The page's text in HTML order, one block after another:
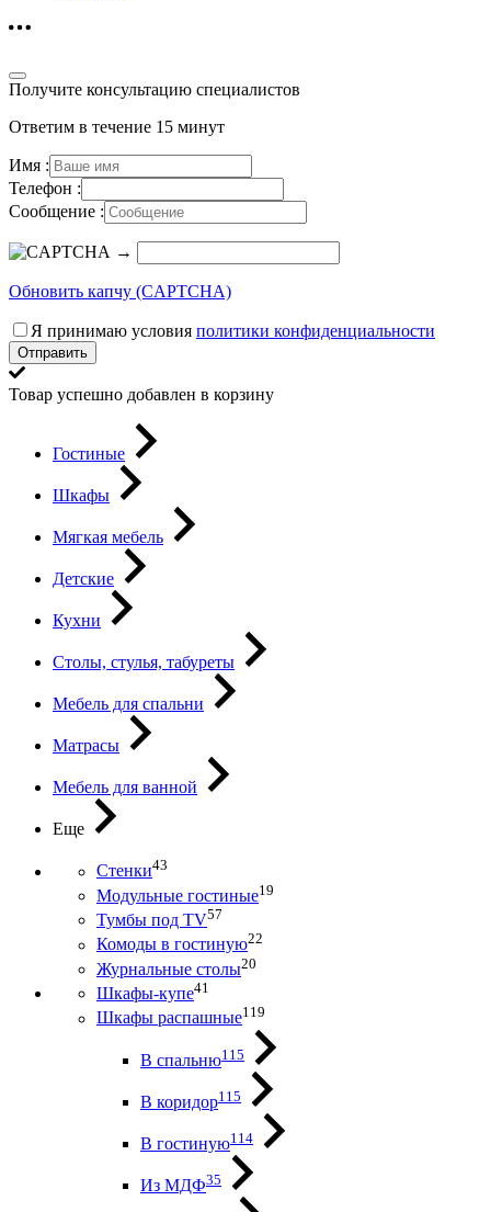
Получите консультацию специалистов
Ответим в течение 15 минут
Имя :
Телефон :
Сообщение :
→
Обновить капчу (CAPTCHA)
Я принимаю условия политики конфиденциальности
Отправить
Товар успешно добавлен в корзину
Гостиные
Шкафы
Мягкая мебель
Детские
Кухни
Столы, стулья, табуреты
Мебель для спальни
Матрасы
Мебель для ванной
Еще
Стенки43
Модульные гостиные19
Тумбы под ТV57
Комоды в гостиную22
Журнальные столы20
Шкафы-купе41
Шкафы распашные119
В спальню115
В коридор115
В гостиную114
Из МДФ35